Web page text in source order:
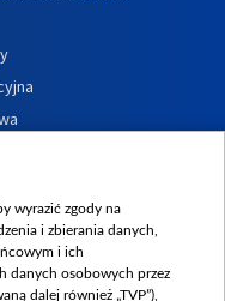
wyrazić zgody na
i zbierania danych,
i ich
danych osobowych przez
dalej również „TVP”),